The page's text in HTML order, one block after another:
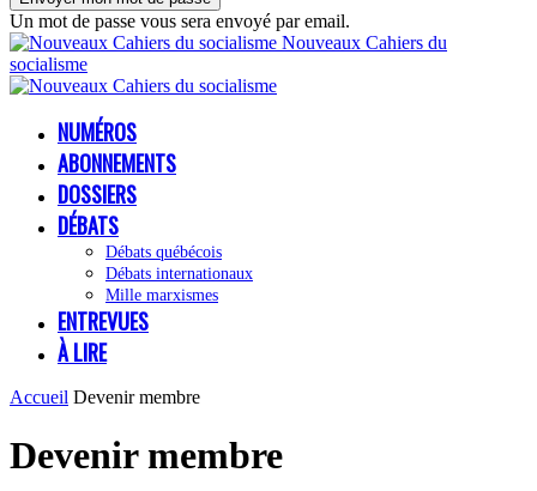
Un mot de passe vous sera envoyé par email.
Nouveaux Cahiers du
socialisme
NUMÉROS
ABONNEMENTS
DOSSIERS
DÉBATS
Débats québécois
Débats internationaux
Mille marxismes
ENTREVUES
À LIRE
Accueil Devenir membre
Devenir membre